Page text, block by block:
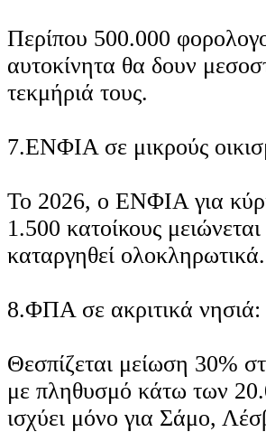
Περίπου 500.000
αυτοκίνητα θα δουν
τεκμήριά τους.
7.ΕΝΦΙΑ σε μικρούς
Το 2026, ο ΕΝΦΙΑ για
1.500 κατοίκους
καταργηθεί ολοκληρωτικά.
8.ΦΠΑ σε ακριτικά νησιά:
Θεσπίζεται μείωση 30%
με πληθυσμό κάτω των
ισχύει μόνο για Σάμο,